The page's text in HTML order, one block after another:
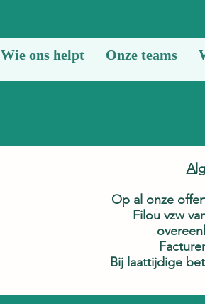
Wie ons helpt Onze teams
We hebben momenteel
Op al onze
Filou vzw
Bij laattijdige